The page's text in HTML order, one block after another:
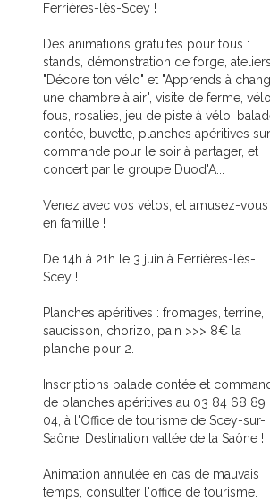
Ferrières-lès-Scey !
Des animations gratuites pour tous :
stands, démonstration de forge, ateliers
"Décore ton vélo" et "Apprends à
une chambre à air", visite de ferme,
fous, rosalies, jeu de piste à vélo,
contée, buvette, planches apéritives sur
commande pour le soir à partager, et
concert par le groupe Duod'A...
Venez avec vos vélos, et amusez-vous
en famille !
De 14h à 21h le 3 juin à Ferrières-lès-
Scey !
Planches apéritives : fromages, terrine,
saucisson, chorizo, pain >>> 8€ la
planche pour 2.
Inscriptions balade contée et
de planches apéritives au 03 84 68 89
04, à l'Office de tourisme de Scey-sur-
Saône, Destination vallée de la Saône !
Animation annulée en cas de mauvais
temps, consulter l'office de tourisme.